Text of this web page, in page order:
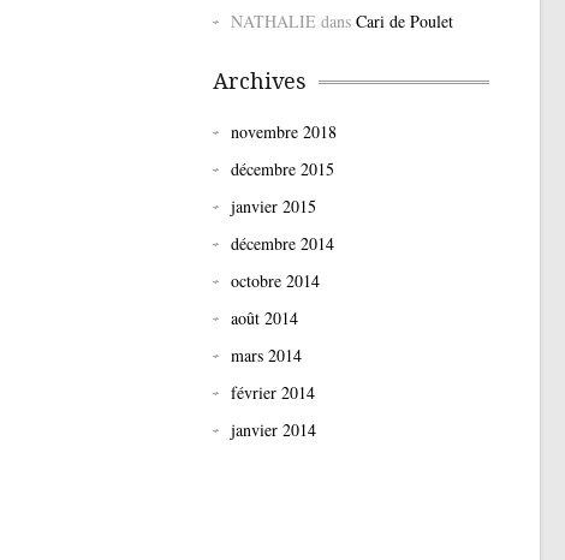
NATHALIE dans Cari de Poulet
Archives
novembre 2018
décembre 2015
janvier 2015
décembre 2014
octobre 2014
août 2014
mars 2014
février 2014
janvier 2014